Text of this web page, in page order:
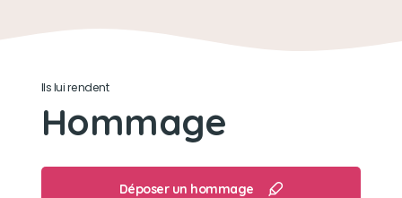
Ils lui rendent
Hommage
Déposer un hommage